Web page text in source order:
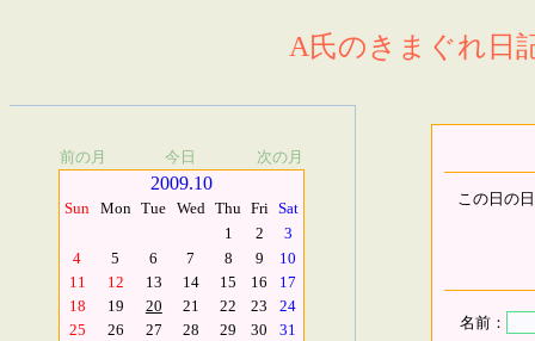
A氏のきまぐれ日
前の月 今日 次の月
2009.10
Sun Mon Tue Wed Thu Fri Sat
1
2
3
4
5 6 7 8 9
10
11
12 13 14 15 16
17
18
19 20 21 22 23
24
25
26 27 28 29 30 31
この日の
名前：